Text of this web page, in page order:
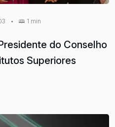
• 1 min
do Conselho
Superiores